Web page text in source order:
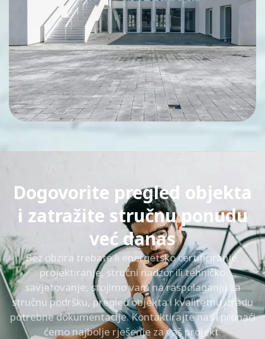
Dogovorite pregled objekta
i zatražite stručnu ponudu
već danas
Bez obzira trebate li energetsko certificiranje,
projektiranje, stručni nadzor ili tehničko
savjetovanje, stojimo vam na raspolaganju za
stručnu podršku, pregled objekta i kvalitetnu izradu
potrebne dokumentacije. Kontaktirajte nas i pronaći
ćemo najbolje rješenje za vaš projekt.